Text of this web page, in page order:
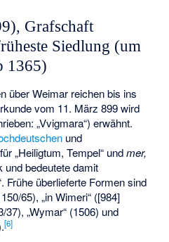
Grafschaft
Siedlung (um
1365)
über Weimar reichen bis ins
vom 11. März 899 wird
„Vvigmara“) erwähnt.
und
für „Heiligtum, Tempel“ undmer,
und bedeutete damit
Frühe überlieferte Formen sind
65), „in Wimeri“ ([984]
37), „Wymar“ (1506) und
[6]